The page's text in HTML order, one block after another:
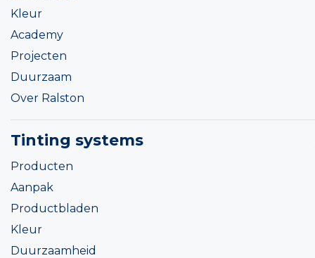
Kleur
Academy
Projecten
Duurzaam
Over Ralston
Tinting systems
Producten
Aanpak
Productbladen
Kleur
Duurzaamheid